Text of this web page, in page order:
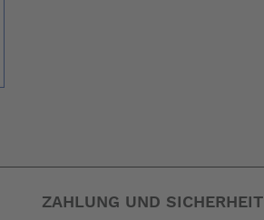
ZAHLUNG UND SICHERHEIT